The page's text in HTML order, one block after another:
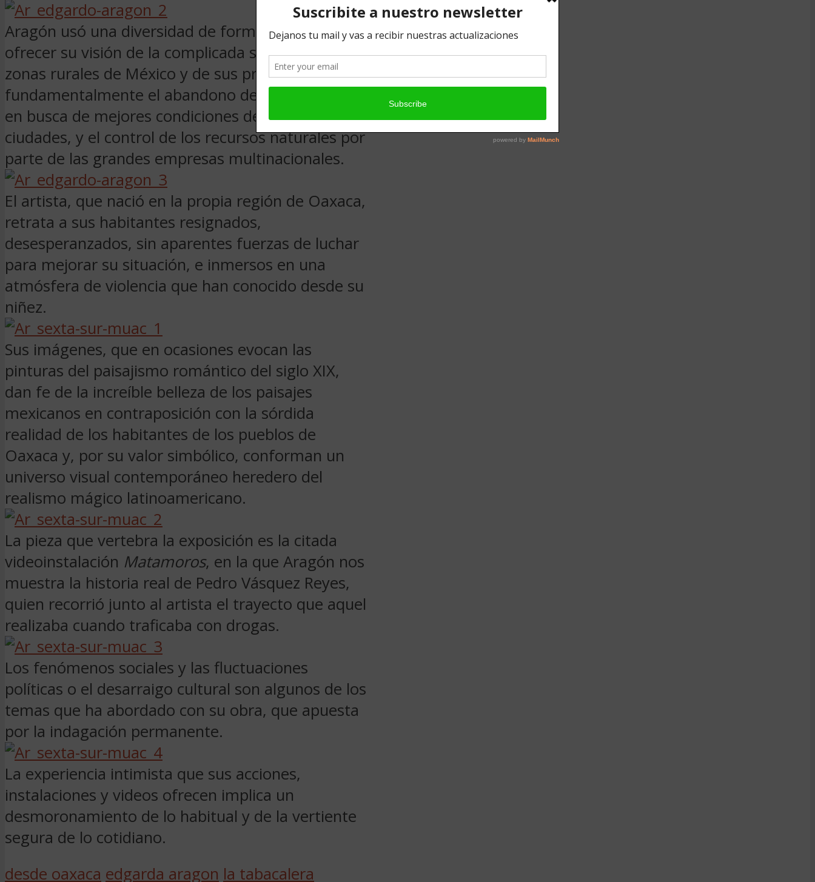
Aragón usó una diversidad de formatos para
ofrecer su visión de la complicada situación de las
zonas rurales de México y de sus problemas,
fundamentalmente el abandono de la población,
en busca de mejores condiciones de vida en las
ciudades, y el control de los recursos naturales por
parte de las grandes empresas multinacionales.
El artista, que nació en la propia región de Oaxaca,
retrata a sus habitantes resignados,
desesperanzados, sin aparentes fuerzas de luchar
para mejorar su situación, e inmersos en una
atmósfera de violencia que han conocido desde su
niñez.
Sus imágenes, que en ocasiones evocan las
pinturas del paisajismo romántico del siglo XIX,
dan fe de la increíble belleza de los paisajes
mexicanos en contraposición con la sórdida
realidad de los habitantes de los pueblos de
Oaxaca y, por su valor simbólico, conforman un
universo visual contemporáneo heredero del
realismo mágico latinoamericano.
La pieza que vertebra la exposición es la citada
videoinstalación Matamoros, en la que Aragón nos
muestra la historia real de Pedro Vásquez Reyes,
quien recorrió junto al artista el trayecto que aquel
realizaba cuando traficaba con drogas.
Los fenómenos sociales y las fluctuaciones
políticas o el desarraigo cultural son algunos de los
temas que ha abordado con su obra, que apuesta
por la indagación permanente.
La experiencia intimista que sus acciones,
instalaciones y videos ofrecen implica un
desmoronamiento de lo habitual y de la vertiente
segura de lo cotidiano.
desde oaxaca edgarda aragon la tabacalera